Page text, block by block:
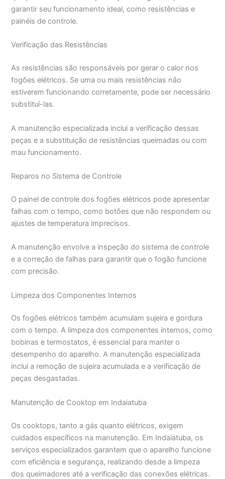
garantir seu funcionamento ideal, como resistências e
painéis de controle.
Verificação das Resistências
As resistências são responsáveis por gerar o calor nos
fogões elétricos. Se uma ou mais resistências não
estiverem funcionando corretamente, pode ser necessário
substituí-las.
A manutenção especializada inclui a verificação dessas
peças e a substituição de resistências queimadas ou com
mau funcionamento.
Reparos no Sistema de Controle
O painel de controle dos fogões elétricos pode apresentar
falhas com o tempo, como botões que não respondem ou
ajustes de temperatura imprecisos.
A manutenção envolve a inspeção do sistema de controle
e a correção de falhas para garantir que o fogão funcione
com precisão.
Limpeza dos Componentes Internos
Os fogões elétricos também acumulam sujeira e gordura
com o tempo. A limpeza dos componentes internos, como
bobinas e termostatos, é essencial para manter o
desempenho do aparelho. A manutenção especializada
inclui a remoção de sujeira acumulada e a verificação de
peças desgastadas.
Manutenção de Cooktop em Indaiatuba
Os cooktops, tanto a gás quanto elétricos, exigem
cuidados específicos na manutenção. Em Indaiatuba, os
serviços especializados garantem que o aparelho funcione
com eficiência e segurança, realizando desde a limpeza
dos queimadores até a verificação das conexões elétricas.